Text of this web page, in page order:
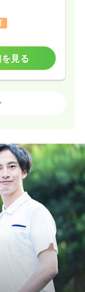
見る
り
以上可
見る